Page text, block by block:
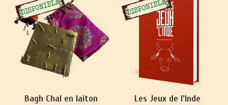
aristocratiques.
Bagh Chal en laiton Les Jeux de l'Inde